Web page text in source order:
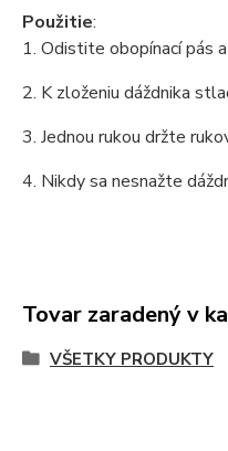
Použitie:
1. Odistite obopínací pás
2. K zloženiu dáždnika
3. Jednou rukou držte
4. Nikdy sa nesnažte
Tovar zaradený v
VŠETKY PRODUKTY